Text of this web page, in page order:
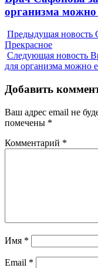
post:
организма можно
Предыдущая новость
Прекрасное
Следующая новость
для организма можно
Добавить
Ваш адрес email не
помечены *
Комментарий *
Имя *
Email *